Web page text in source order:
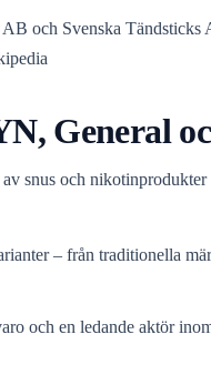
och Svenska
General
snus och
– från traditionella
och en ledande aktör